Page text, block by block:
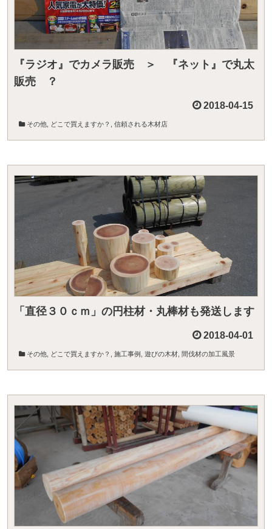
『ラジオ』でカメラ販売 ＞ 『ネット』で丸太
販売 ？
2018-04-15
その他 どこで買えますか？ 信頼される木材店
「直径３０ｃｍ」の円柱材・丸棒材も発送します
2018-04-01
その他 どこで買えますか？ 施工事例 遊びの木材 間伐材の加工風景